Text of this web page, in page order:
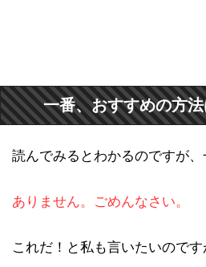
一番、おすすめの方
読んでみるとわかるのですが
ありません。ごめんなさい。
これだ！と私も言いたいので